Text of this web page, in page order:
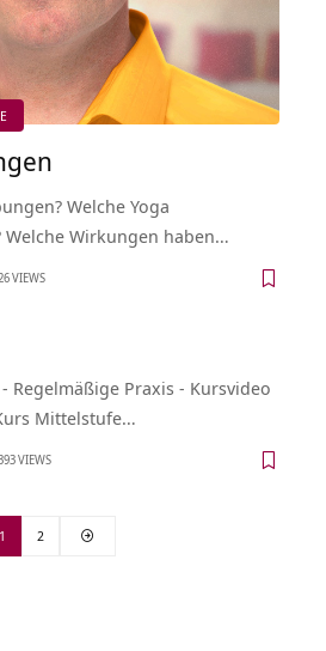
Welche Yoga
Wirkungen haben…
VIEWS
Regelmäßige Praxis - Kursvideo
Mittelstufe…
VIEWS
1 2